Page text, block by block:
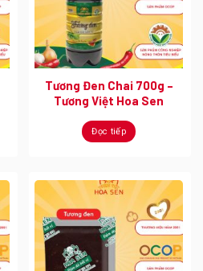
Tương Đen Chai 700g –
Tương Việt Hoa Sen
Đọc tiếp